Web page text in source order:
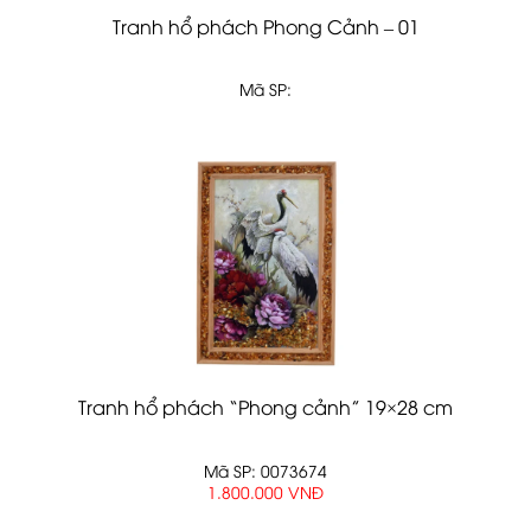
Tranh hổ phách Phong Cảnh – 01
Mã SP:
Tranh hổ phách “Phong cảnh” 19×28 cm
Mã SP: 0073674
1.800.000 VNĐ